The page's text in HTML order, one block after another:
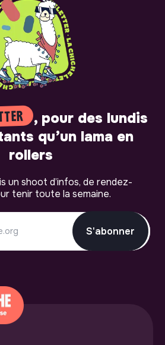
, pour des lundis
qu’un lama en
rollers
un shoot d’infos, de rendez-
tenir toute la semaine.
S'abonner